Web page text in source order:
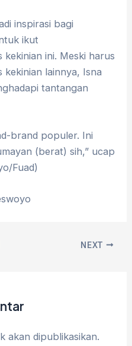
inspirasi bagi
ikut
kekinian ini. Meski harus
kekinian lainnya, Isna
tantangan
brand populer. Ini
(berat) sih,” ucap
Fuad)
NEXT
akan dipublikasikan.